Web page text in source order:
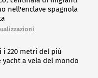
nell'enclave spagnola
i 220 metri del più
yacht a vela del mondo